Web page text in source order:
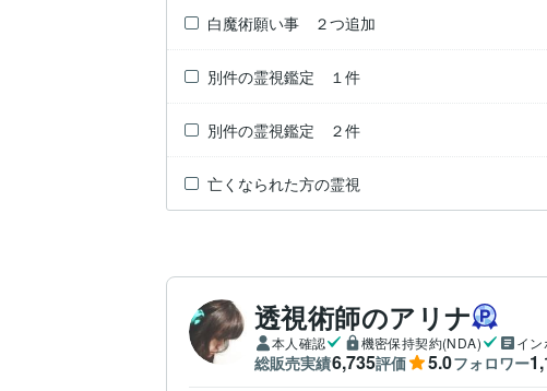
白魔術願い事 ２つ追加
別件の霊視鑑定 １件
別件の霊視鑑定 ２件
亡くなられた方の霊視
透視術師のアリナ
本人確認 機密保持契約(NDA) イ
総販売実績6,735評価 5.0フォロワー